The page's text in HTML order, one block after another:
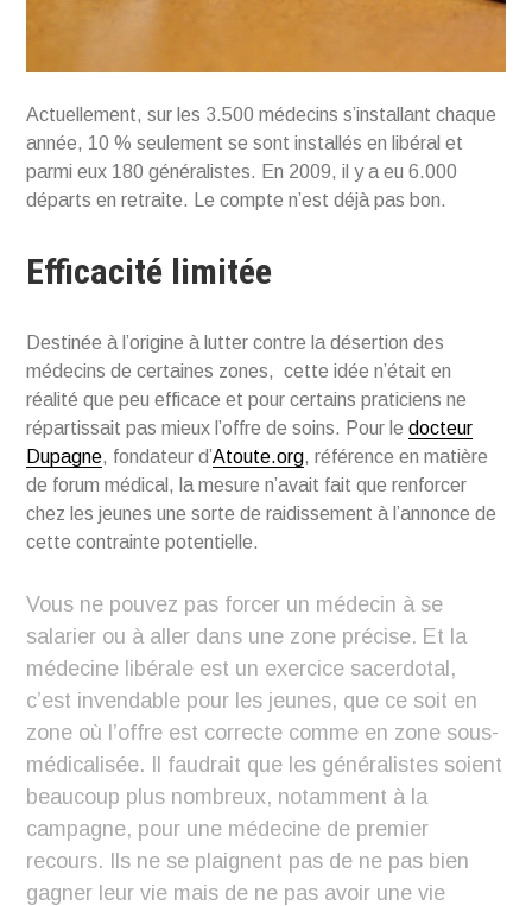
Actuellement, sur les 3.500 médecins s’installant chaque
année, 10 % seulement se sont installés en libéral et
parmi eux 180 généralistes. En 2009, il y a eu 6.000
départs en retraite. Le compte n’est déjà pas bon.
Efficacité limitée
Destinée à l’origine à lutter contre la désertion des
médecins de certaines zones, cette idée n’était en
réalité que peu efficace et pour certains praticiens ne
répartissait pas mieux l’offre de soins. Pour ledocteur
Dupagne, fondateur d’Atoute.org, référence en matière
de forum médical, la mesure n’avait fait que renforcer
chez les jeunes une sorte de raidissement à l’annonce de
cette contrainte potentielle.
Vous ne pouvez pas forcer un médecin à se
salarier ou à aller dans une zone précise. Et la
médecine libérale est un exercice sacerdotal,
c’est invendable pour les jeunes, que ce soit en
zone où l’offre est correcte comme en zone sous-
médicalisée. Il faudrait que les généralistes soient
beaucoup plus nombreux, notamment à la
campagne, pour une médecine de premier
recours. Ils ne se plaignent pas de ne pas bien
gagner leur vie mais de ne pas avoir une vie